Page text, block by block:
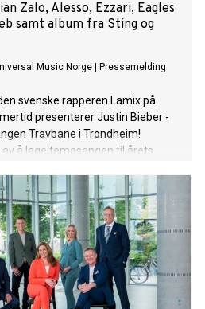
Zalo, Alesso, Ezzari, Eagles
samt album fra Sting og
Music Norge Pressemelding
svenske rapperen Lamix på
presenterer Justin Bieber -
Travbane i Trondheim!
å lage temasangen til årets
og er helt fortryllende! Jamie
At Christmas – The Complete
Deluxe-albumet er en fortsettelse
The Pianoman At Christmas
inkluderer 11 coverlåter i tillegg
"Christmas Don’t Let Me
har han Kansas Smitty’s,
og Lady Blackbird. Ved siden